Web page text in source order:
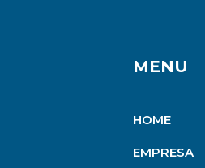
MENU
HOME
EMPRESA